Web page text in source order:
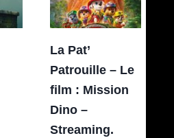
La Pat’
Patrouille – Le
film : Mission
Dino –
Streaming.